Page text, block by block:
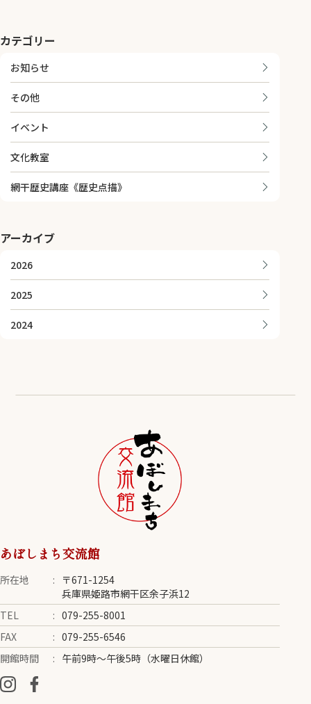
カテゴリー
お知らせ
その他
イベント
文化教室
網干歴史講座《歴史点描》
アーカイブ
2026
2025
2024
あぼしまち交流館
所在地
〒671-1254
兵庫県姫路市網干区余子浜12
TEL
079-255-8001
FAX
079-255-6546
開館時間
午前9時～午後5時（水曜日休館）